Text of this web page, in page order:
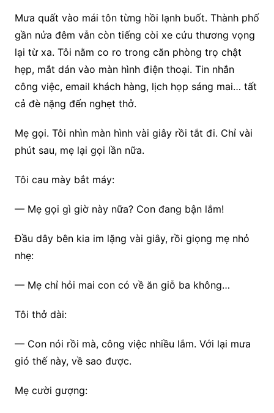
Mưa quất vào mái tôn từng hồi lạnh buốt. Thành phố
gần nửa đêm vẫn còn tiếng còi xe cứu thương vọng
lại từ xa. Tôi nằm co ro trong căn phòng trọ chật
hẹp, mắt dán vào màn hình điện thoại. Tin nhắn
công việc, email khách hàng, lịch họp sáng mai… tất
cả đè nặng đến nghẹt thở.
Mẹ gọi. Tôi nhìn màn hình vài giây rồi tắt đi. Chỉ vài
phút sau, mẹ lại gọi lần nữa.
Tôi cau mày bắt máy:
— Mẹ gọi gì giờ này nữa? Con đang bận lắm!
Đầu dây bên kia im lặng vài giây, rồi giọng mẹ nhỏ
nhẹ:
— Mẹ chỉ hỏi mai con có về ăn giỗ ba không…
Tôi thở dài:
— Con nói rồi mà, công việc nhiều lắm. Với lại mưa
gió thế này, về sao được.
Mẹ cười gượng: